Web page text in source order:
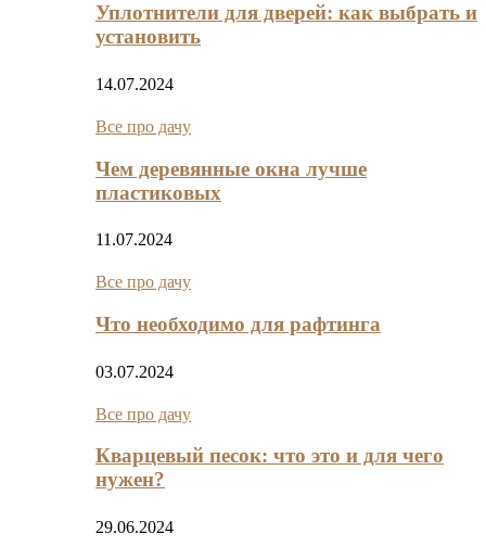
Уплотнители для дверей: как выбрать и
установить
14.07.2024
Все про дачу
Чем деревянные окна лучше
пластиковых
11.07.2024
Все про дачу
Что необходимо для рафтинга
03.07.2024
Все про дачу
Кварцевый песок: что это и для чего
нужен?
29.06.2024